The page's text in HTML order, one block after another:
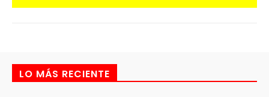
LO MÁS RECIENTE